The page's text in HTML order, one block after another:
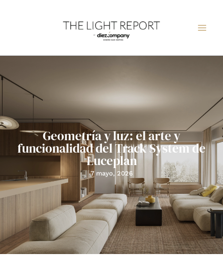
Geometría y luz: el arte y
funcionalidad del Track System de
Luceplan
7 mayo, 2026